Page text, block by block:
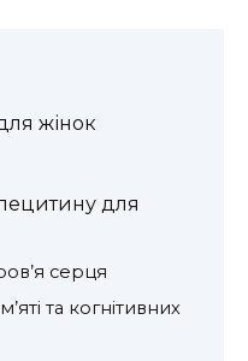
жінок
для
серця
та когнітивних